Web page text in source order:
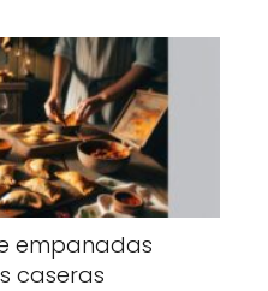
empanadas
caseras